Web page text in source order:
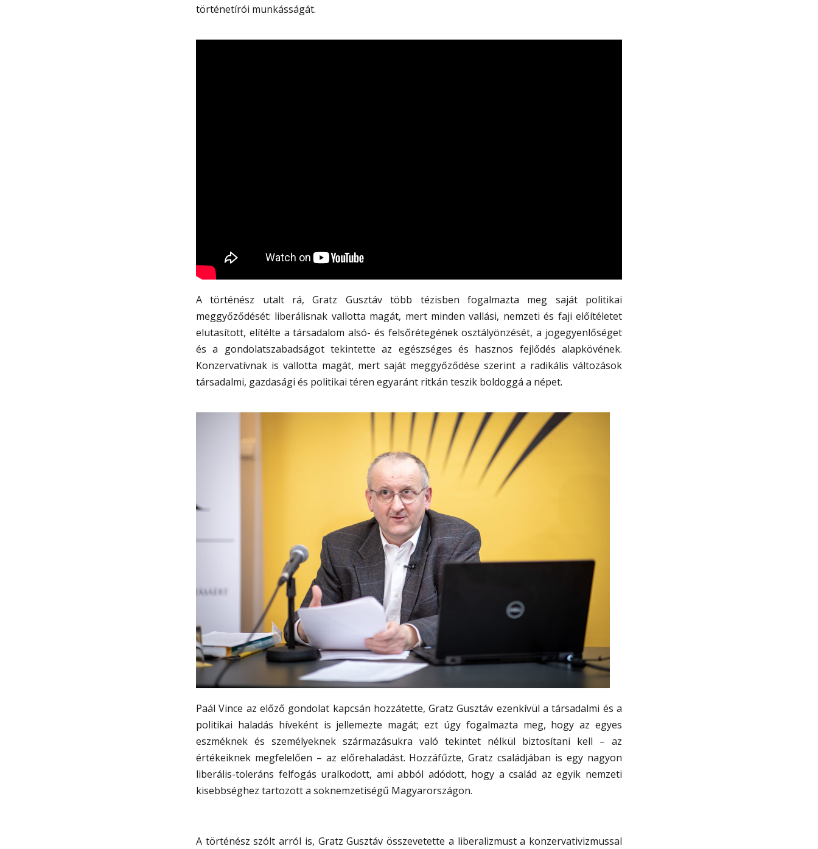
történetírói munkásságát.
A történész utalt rá, Gratz Gusztáv több tézisben fogalmazta meg saját politikai
meggyőződését: liberálisnak vallotta magát, mert minden vallási, nemzeti és faji előítéletet
elutasított, elítélte a társadalom alsó- és felsőrétegének osztályönzését, a jogegyenlőséget
és a gondolatszabadságot tekintette az egészséges és hasznos fejlődés alapkövének.
Konzervatívnak is vallotta magát, mert saját meggyőződése szerint a radikális változások
társadalmi, gazdasági és politikai téren egyaránt ritkán teszik boldoggá a népet.
Paál Vince az előző gondolat kapcsán hozzátette, Gratz Gusztáv ezenkívül a társadalmi és a
politikai haladás híveként is jellemezte magát; ezt úgy fogalmazta meg, hogy az egyes
eszméknek és személyeknek származásukra való tekintet nélkül biztosítani kell – az
értékeiknek megfelelően – az előrehaladást. Hozzáfűzte, Gratz családjában is egy nagyon
liberális-toleráns felfogás uralkodott, ami abból adódott, hogy a család az egyik nemzeti
kisebbséghez tartozott a soknemzetiségű Magyarországon.
A történész szólt arról is, Gratz Gusztáv összevetette a liberalizmust a konzervativizmussal